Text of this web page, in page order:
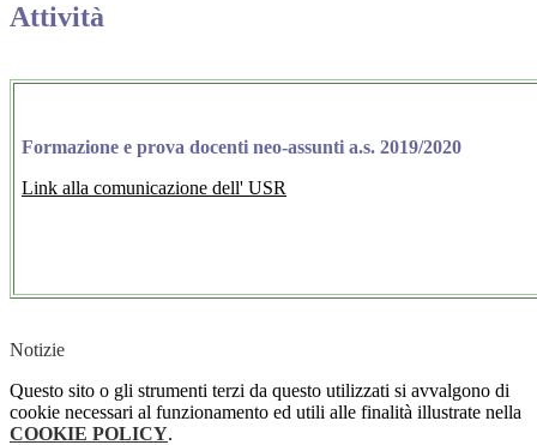
Attività
Formazione e prova docenti neo-assunti a.s. 2019/2020
Link alla comunicazione dell' USR
Notizie
Questo sito o gli strumenti terzi da questo utilizzati si avvalgono di
cookie necessari al funzionamento ed utili alle finalità illustrate nella
COOKIE POLICY.